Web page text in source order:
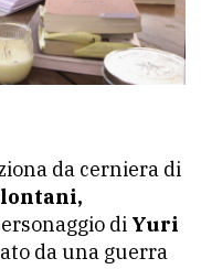
da cerniera di
di Yuri
da una guerra